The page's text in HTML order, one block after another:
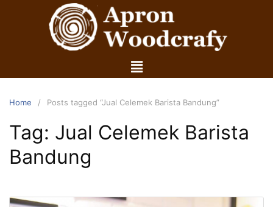
Home Posts tagged “Jual Celemek Barista Bandung”
Tag: Jual Celemek Barista
Bandung